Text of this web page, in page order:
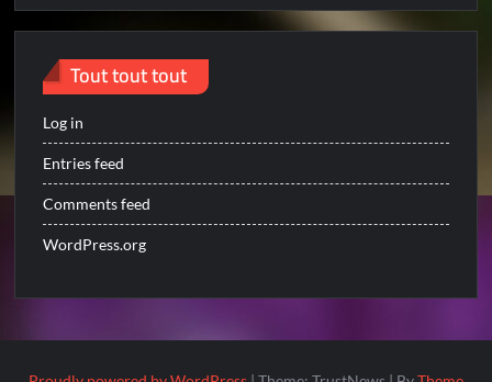
Tout tout tout
Log in
Entries feed
Comments feed
WordPress.org